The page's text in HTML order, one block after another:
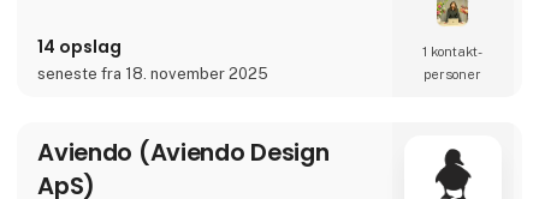
14 opslag
seneste fra 18. november 2025
1 kontakt­
personer
Aviendo (Aviendo Design
ApS)